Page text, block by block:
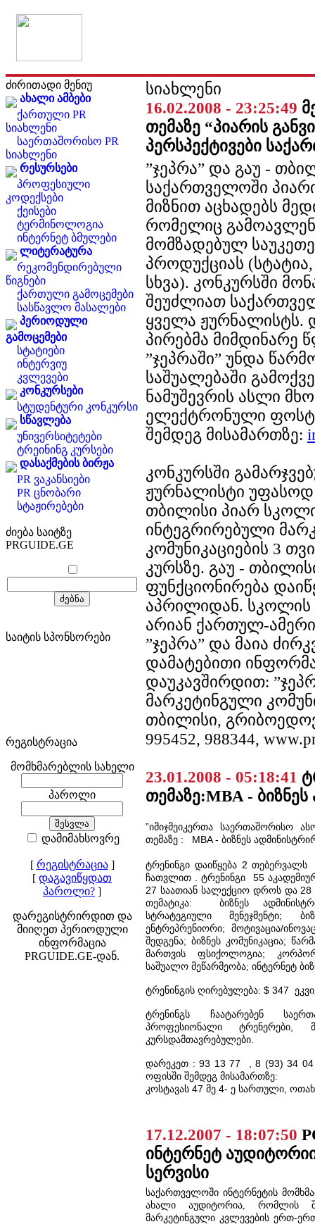
ძირითადი მენიუ
ახალი ამბები
ქართული PR
სიახლენი
საერთაშორისო PR
სიახლენი
რესურსები
პროფესიული
კოდექსები
ქეისები
ტერმინოლოგია
ინტერნეტ ბმულები
ლიტერატურა
რეკომენდირებული
წიგნები
ქართული გამოცემები
სასწავლო მასალები
პერიოდული
გამოცემები
სტატიები
ინტერვიუ
კვლევები
კონკურსები
სტუდენტური კონკურსი
სწავლება
უნივერსიტეტები
ტრეინინგ კურსები
დასაქმების ბირჟა
PR ვაკანსიები
PR ცნობარი
სტაჟირებები
ძიება საიტზე
PRGUIDE.GE
საიტის სპონსორები
რეგისტრაცია
მომხმარებლის სახელი
პაროლი
დამიმახსოვრე
[ რეგისტრაცია]
[ დაგავიწყდათ
პაროლი? ]
დარეგისტრირდით და
მიიღეთ პერიოდული
ინფორმაცია
PRGUIDE.GE-დან.
სიახლენი
16.02.2008 - 23:25:49
თემაზე “პიარის
პერსპექტივები
”ჯეპრა” და გაუ -
საქართველოში
მიზნით აცხადებს
რომელიც
მომზადებულ
პროდუქციას (სტატია,
სხვა). კონკურსში
შეუძლიათ
ყველა ჟურნალისტს.
პირებმა მიმდინარე
”ჯეპრაში” უნდა
საშუალებაში
ნამუშევრის ასლი
ელექტრონული
შემდეგ მისამართზე:
კონკურსში
ჟურნალისტი უფასოდ
თბილისი პიარ
ინტეგრირებული
კომუნიკაციების 3
კურსზე. გაუ -
ფუნქციონირება
აპრილიდან. სკოლის
არიან ქართულ-
”ჯეპრა” და მაია
დამატებითი
დაუკავშირდით:
მარკეტინგული
თბილისი,
995452, 988344,
23.01.2008 - 05:18:41
თემაზე:MBA -
”იმიჯმეიკერთა საერთაშორისო
თემაზე : MBA - ბიზნეს
ტრენინგი დაიწყება 2
ჩათვლით . ტრენინგი 55
27 საათიან სალექციო დროს და 28
თემატიკა:
ბიზნეს
სტრატეგიული მენეჯმენტი;
ენტრეპრენიორი; მოტივაცია/
შედგენა; ბიზნეს კომუნიკაცია;
მართვის ფსიქოლოგია;
საშუალო მეწარმეობა; ინტერნეტ
ტრენინგის ღირებულება: $ 347
ტრენინგს ჩაატარებენ
პროფესიონალი ტრენერები,
კურსდამთავრებულები.
დარეკეთ : 93 13 77 , 8 (93) 34
ოფისში შემდეგ მისამართზე:
კოსტავას 47 მე 4- ე სართული,
17.12.2007 - 18:07:50
ინტერნეტ
სერვისი
საქართველოში ინტერნეტის
ახალი აუდიტორია, რომლის
მარკეტინგული კვლევების ერთ-